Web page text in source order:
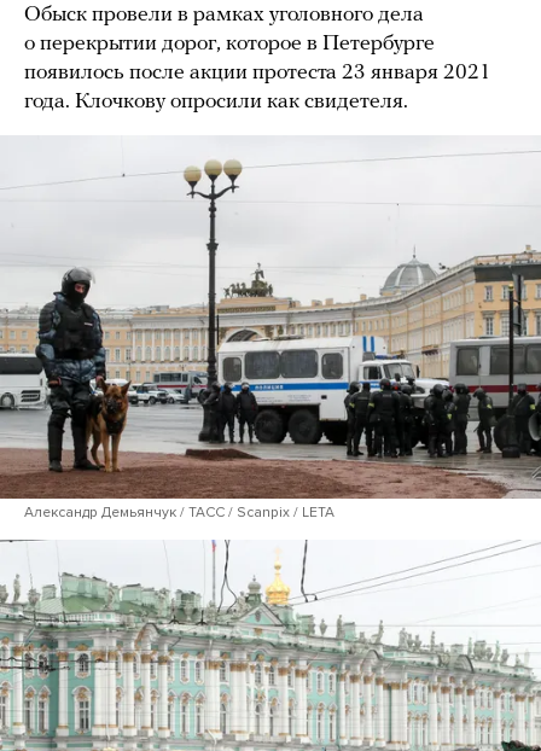
Обыск провели в рамках уголовного дела
о перекрытии дорог, которое в Петербурге
появилось после акции протеста 23 января 2021
года. Клочкову опросили как свидетеля.
Александр Демьянчук / ТАСС / Scanpix / LETA